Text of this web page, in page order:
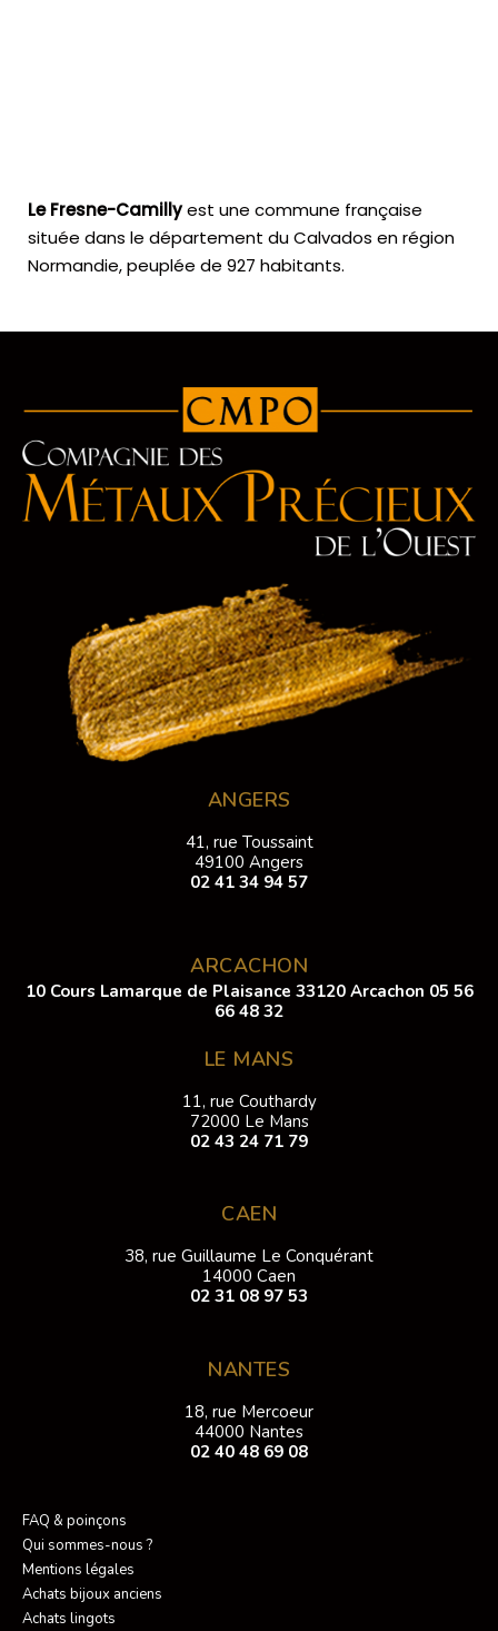
Le Fresne-Camillyest une commune française
située dans le département du Calvados en région
Normandie, peuplée de 927 habitants.
ANGERS
41, rue Toussaint
49100 Angers
02 41 34 94 57
ARCACHON
10 Cours Lamarque de Plaisance 33120 Arcachon 05 56
66 48 32
LE MANS
11, rue Couthardy
72000 Le Mans
02 43 24 71 79
CAEN
38, rue Guillaume Le Conquérant
14000 Caen
02 31 08 97 53
NANTES
18, rue Mercoeur
44000 Nantes
02 40 48 69 08
FAQ & poinçons
Qui sommes-nous ?
Mentions légales
Achats bijoux anciens
Achats lingots